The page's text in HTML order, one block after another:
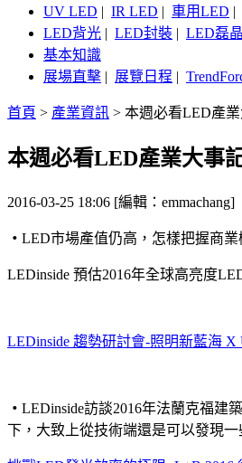
UV LED | IR LED | 車用LED |
LED背光 | LED封裝 | LED磊晶
基本知識
展場直擊 | 展覽日程 |
首頁 > 產業資訊 > 本週必看LED產業
本週必看LED產業大事
2016-03-25 18:06 [編輯：emmachang]
‧ LED市場產值仍高，怎樣把握商業
LEDinside 預估2016年全球高亮度
LEDinside 趨勢研討會-照明新藍海 X
‧ LEDinside訪談2016年法蘭克福建
下，大致上從技術端還是可以發現一